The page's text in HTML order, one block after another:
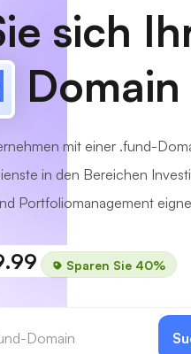
sich
Domain
mit einer .fund-
in den Bereichen
Portfoliomanagement
Sparen Sie 40%